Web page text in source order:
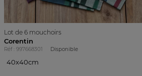
Lot de 6 mouchoirs
Corentin
Réf : 997668301 Disponible
40x40cm